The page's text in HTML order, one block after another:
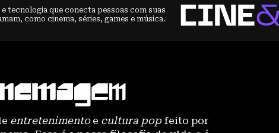
e tecnologia que conecta pessoas com suas
como cinema, séries, games e música.
entretenimentoe cultura popfeito por